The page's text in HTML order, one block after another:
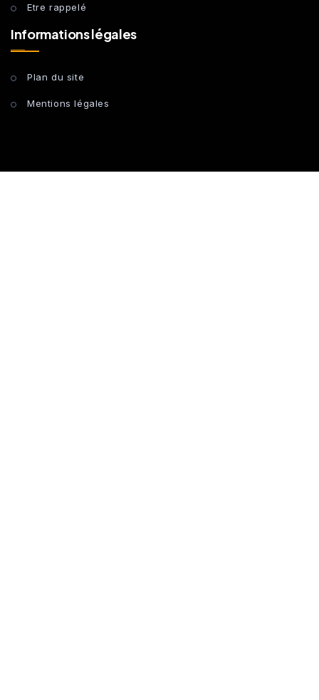
Etre rappelé
Informations légales
Plan du site
Mentions légales